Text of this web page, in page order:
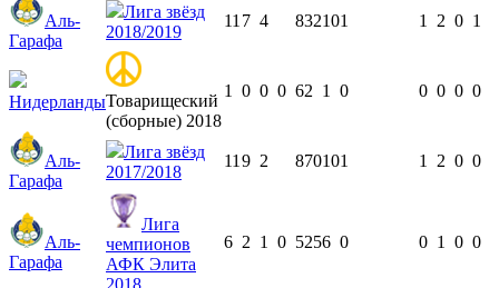
Аль-
Гарафа
Лига звёзд
2018/2019
11 7 4 832101 1 2 0 1
НидерландыТоварищеский
(сборные) 2018
1 0 0 0 62 1 0 0 0 0 0
Аль-
Гарафа
Лига звёзд
2017/2018
11 9 2 870101 1 2 0 0
Аль-
Гарафа
Лига
чемпионов
АФК Элита
2018
6 2 1 0 5256 0 0 1 0 0